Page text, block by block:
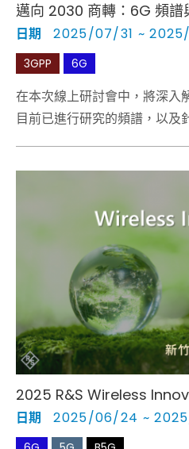
邁向 2030 商轉：6G 頻譜
日期 2025/07/31 ~
3GPP 6G
在本次線上研討會中，將深入
目前已進行研究的頻譜，以及
2025 R&S Wireless
日期 2025/06/24 ~